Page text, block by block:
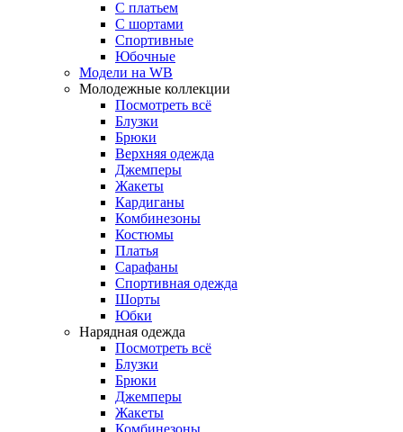
С платьем
С шортами
Спортивные
Юбочные
Модели на WB
Молодежные коллекции
Посмотреть всё
Блузки
Брюки
Верхняя одежда
Джемперы
Жакеты
Кардиганы
Комбинезоны
Костюмы
Платья
Сарафаны
Спортивная одежда
Шорты
Юбки
Нарядная одежда
Посмотреть всё
Блузки
Брюки
Джемперы
Жакеты
Комбинезоны